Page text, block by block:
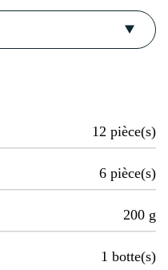
12 pièce(s)
6 pièce(s)
200 g
1 botte(s)